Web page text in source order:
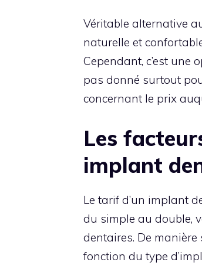
Véritable alternative
naturelle et
Cependant, c’est une
pas donné surtout
concernant le prix
Les
implant
Le tarif d’un implant
du simple au double,
dentaires. De
fonction du type